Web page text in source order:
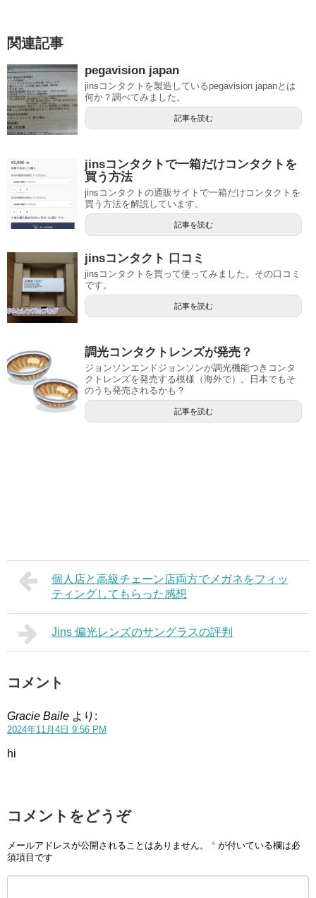
関連記事
pegavision japan
jinsコンタクトを製造しているpegavision japanとは
何か？調べてみました。
記事を読む
jinsコンタクトで一箱だけコンタクトを
買う方法
jinsコンタクトの通販サイトで一箱だけコンタクトを
買う方法を解説しています。
記事を読む
jinsコンタクト 口コミ
jinsコンタクトを買って使ってみました。その口コミ
です。
記事を読む
調光コンタクトレンズが発売？
ジョンソンエンドジョンソンが調光機能つきコンタ
クトレンズを発売する模様（海外で）。日本でもそ
のうち発売されるかも？
記事を読む
個人店と高級チェーン店両方でメガネをフィッ
ティングしてもらった感想
Jins 偏光レンズのサングラスの評判
コメント
Gracie Baile より:
2024年11月4日 9:56 PM
hi
コメントをどうぞ
メールアドレスが公開されることはありません。 * が付いている欄は必
須項目です